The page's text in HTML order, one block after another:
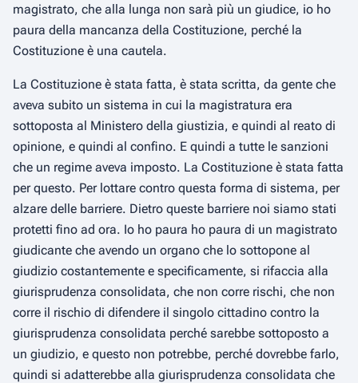
magistrato, che alla lunga non sarà più un giudice, io ho
paura della mancanza della Costituzione, perché la
Costituzione è una cautela.
La Costituzione è stata fatta, è stata scritta, da gente che
aveva subito un sistema in cui la magistratura era
sottoposta al Ministero della giustizia, e quindi al reato di
opinione, e quindi al confino. E quindi a tutte le sanzioni
che un regime aveva imposto. La Costituzione è stata fatta
per questo. Per lottare contro questa forma di sistema, per
alzare delle barriere. Dietro queste barriere noi siamo stati
protetti fino ad ora. Io ho paura ho paura di un magistrato
giudicante che avendo un organo che lo sottopone al
giudizio costantemente e specificamente, si rifaccia alla
giurisprudenza consolidata, che non corre rischi, che non
corre il rischio di difendere il singolo cittadino contro la
giurisprudenza consolidata perché sarebbe sottoposto a
un giudizio, e questo non potrebbe, perché dovrebbe farlo,
quindi si adatterebbe alla giurisprudenza consolidata che